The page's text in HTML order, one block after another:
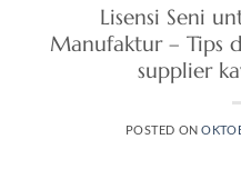
Lisensi Seni
Manufaktur – Tips
supplier
POSTED ON